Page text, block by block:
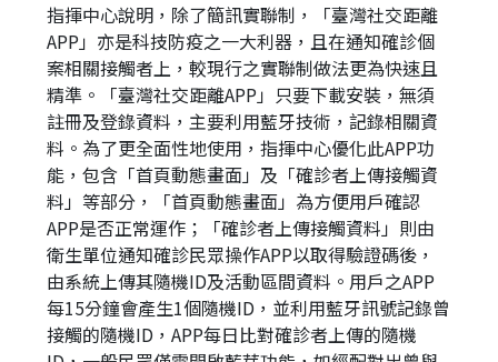
指揮中心說明，除了簡訊實聯制，「臺灣社交距離
APP」亦是科技防疫之一大利器，且在通知確診個
案相關接觸者上，較現行之實聯制做法更為快速且
精準。「臺灣社交距離APP」只要下載安裝，無須
註冊及登錄資料，主要利用藍牙技術，記錄相關資
料。為了更全面性地使用，指揮中心優化此APP功
能，包含「首頁動態畫面」及「確診者上傳接觸資
料」等部分，「首頁動態畫面」為方便用戶確認
APP是否正常運作；「確診者上傳接觸資料」則由
衛生單位通知確診民眾操作APP以取得驗證碼後，
由系統上傳其隨機ID及活動區間資料。用戶之APP
每15分鐘會產生1個隨機ID，並利用藍牙訊號記錄曾
接觸的隨機ID，APP每日比對確診者上傳的隨機